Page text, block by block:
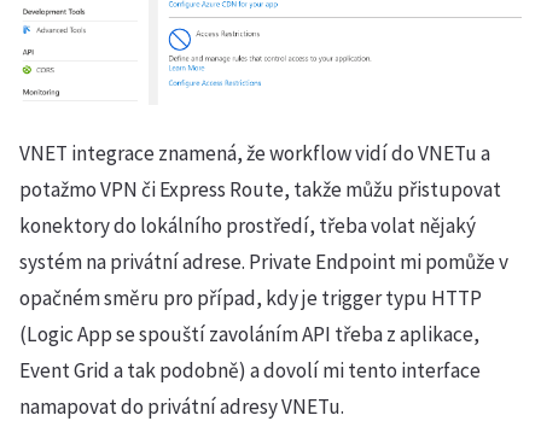
VNET integrace znamená, že workflow vidí do VNETu a
potažmo VPN či Express Route, takže můžu přistupovat
konektory do lokálního prostředí, třeba volat nějaký
systém na privátní adrese. Private Endpoint mi pomůže v
opačném směru pro případ, kdy je trigger typu HTTP
(Logic App se spouští zavoláním API třeba z aplikace,
Event Grid a tak podobně) a dovolí mi tento interface
namapovat do privátní adresy VNETu.